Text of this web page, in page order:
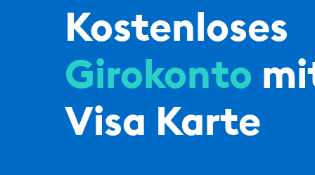
Kostenloses
Girokonto
Visa Karte